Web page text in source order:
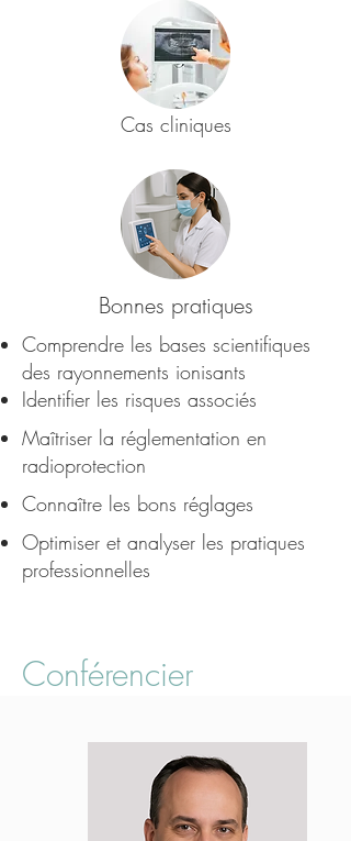
Cas cliniques
Bonnes pratiques
Comprendre les bases scientifiques
des rayonnements ionisants
Identifier les risques associés
Maîtriser la réglementation en
radioprotection
Connaître les bons réglages
Optimiser et analyser les pratiques
professionnelles
Conférencier